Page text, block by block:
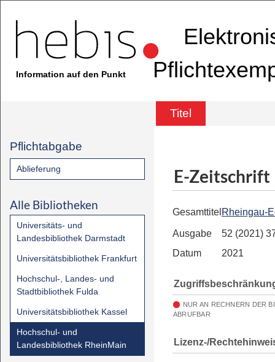
Information auf den Punkt
Titel
Pflichtabgabe
Ablieferung
Alle Bibliotheken
Universitäts- und
Landesbibliothek Darmstadt
Universitätsbibliothek Frankfurt
Hochschul-, Landes- und
Stadtbibliothek Fulda
Universitätsbibliothek Kassel
Hochschul- und
Landesbibliothek RheinMain
E-Zeitschrift
Gesamttitel Rheingau-
Ausgabe
52 (2021)
Datum
2021
NUR AN RECHNERN DER
ABRUFBAR
Lizenz-/